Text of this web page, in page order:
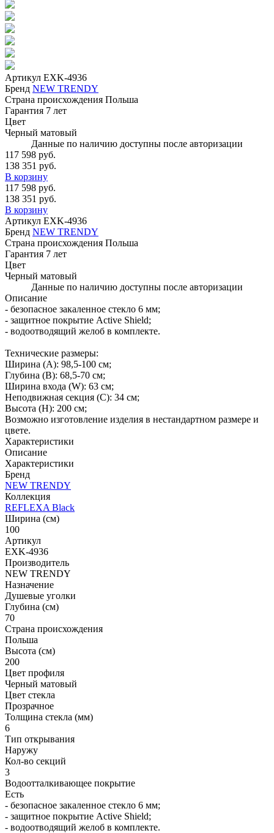
Артикул EXK-4936
Бренд NEW TRENDY
Страна происхождения Польша
Гарантия 7 лет
Цвет
Черный матовый
Данные по наличию доступны после авторизации
117 598 руб.
138 351 руб.
В корзину
117 598 руб.
138 351 руб.
В корзину
Артикул EXK-4936
Бренд NEW TRENDY
Страна происхождения Польша
Гарантия 7 лет
Цвет
Черный матовый
Данные по наличию доступны после авторизации
Описание
- безопасное закаленное стекло 6 мм;
- защитное покрытие Active Shield;
- водоотводящий желоб в комплекте.
Технические размеры:
Ширина (A): 98,5-100 см;
Глубина (B): 68,5-70 см;
Ширина входа (W): 63 см;
Неподвижная секция (С): 34 см;
Высота (H): 200 см;
Возможно изготовление изделия в нестандартном размере и
цвете.
Характеристики
Описание
Характеристики
Бренд
NEW TRENDY
Коллекция
REFLEXA Black
Ширина (см)
100
Артикул
EXK-4936
Производитель
NEW TRENDY
Назначение
Душевые уголки
Глубина (см)
70
Страна происхождения
Польша
Высота (см)
200
Цвет профиля
Черный матовый
Цвет стекла
Прозрачное
Толщина стекла (мм)
6
Тип открывания
Наружу
Кол-во секций
3
Водоотталкивающее покрытие
Есть
- безопасное закаленное стекло 6 мм;
- защитное покрытие Active Shield;
- водоотводящий желоб в комплекте.